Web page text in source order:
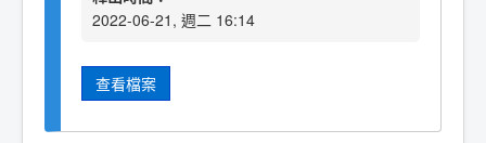
2022-06-21, 週二 16:14
查看檔案